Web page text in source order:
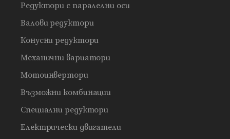
Редуктори с паралелни оси
Валови редуктори
Конусни редуктори
Механични вариатори
Мотоинвертори
Възможни комбинации
Специални редуктори
Електрически двигатели